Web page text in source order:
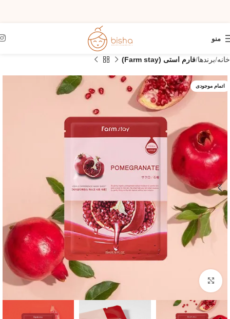
منو
خانه برندها فارم استی (Farm stay)
اتمام موجودی
بزرگنمایی تصویر